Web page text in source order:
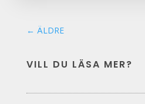
← ÄLDRE
VILL DU LÄSA MER?